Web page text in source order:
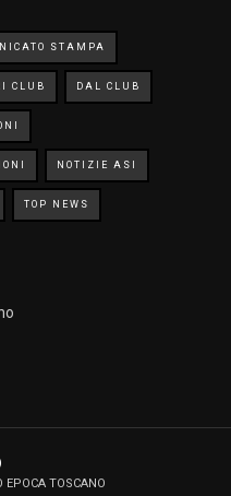
STAMPA
CLUB DAL CLUB
NOTIZIE ASI
TOP NEWS
TOSCANO